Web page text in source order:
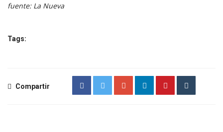
fuente: La Nueva
Tags:
Compartir